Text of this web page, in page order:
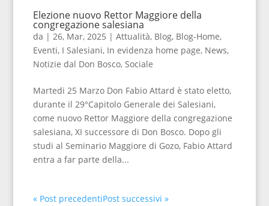
Elezione nuovo Rettor Maggiore della
congregazione salesiana
da | 26, Mar, 2025 | Attualità, Blog, Blog-Home,
Eventi, I Salesiani, In evidenza home page, News,
Notizie dal Don Bosco, Sociale
Martedi 25 Marzo Don Fabio Attard è stato eletto,
durante il 29°Capitolo Generale dei Salesiani,
come nuovo Rettor Maggiore della congregazione
salesiana, XI successore di Don Bosco. Dopo gli
studi al Seminario Maggiore di Gozo, Fabio Attard
entra a far parte della...
« Post precedentiPost successivi »